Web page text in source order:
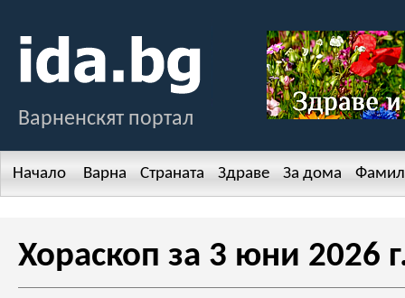
Варненскят портал
Начало Варна Страната Здраве За дома
Хораскоп за 3 юни 2026